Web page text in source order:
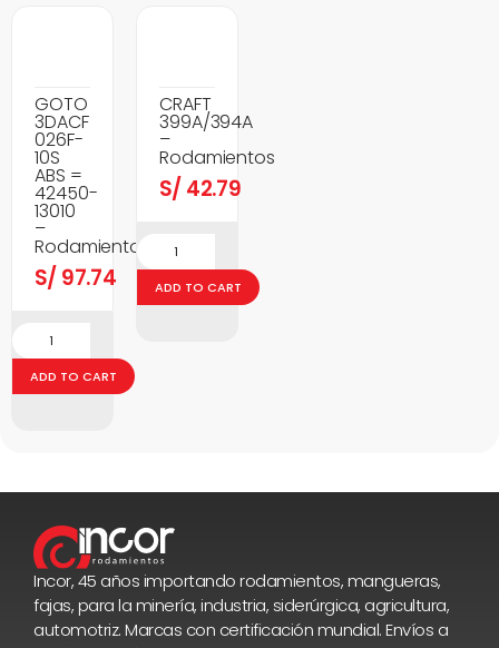
GOTO
3DACF
026F-
10S
ABS =
42450-
13010
–
Rodamientos
S/ 97.74
ADD TO CART
CRAFT
399A/394A
–
Rodamientos
S/ 42.79
ADD TO CART
Incor, 45 años importando rodamientos, mangueras,
fajas, para la minería, industria, siderúrgica, agricultura,
automotriz. Marcas con certificación mundial. Envíos a